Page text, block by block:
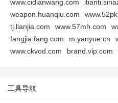
www.cidianwang.com
weapon.huanqiu.com
tj.lianjia.com
www.57mh.com
fangjia.fang.com
m.yanyue.cn
www.ckvod.com
brand.vip.com
工具导航